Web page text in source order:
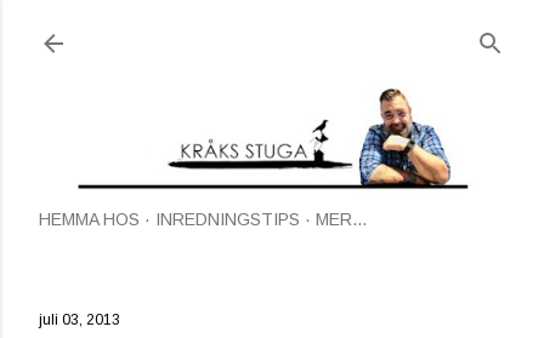
HEMMA HOS INREDNINGSTIPS MER…
juli 03, 2013